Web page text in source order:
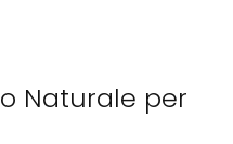
Naturale per